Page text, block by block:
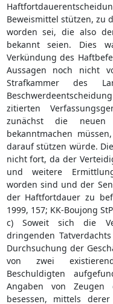
Beweismittel stützen, zu
worden sei, die also
bekannt seien. Dies
Verkündung des
Aussagen noch nicht
Strafkammer des
zitierten
zunächst die neuen
bekanntmachen
darauf stützen würde.
nicht fort, da der
und weitere
worden sind und der
der Haftfortdauer zu
1999, 157; KK-Boujong
c) Soweit sich die
dringenden
Durchsuchung der
von zwei
Beschuldigten
Angaben von Zeugen
besessen, mittels